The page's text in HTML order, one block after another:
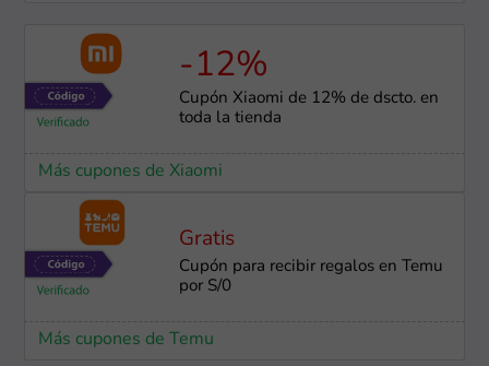
-12%
Cupón Xiaomi de 12% de dscto. en
toda la tienda
Más cupones de Xiaomi
Gratis
Cupón para recibir regalos en Temu
por S/0
Más cupones de Temu